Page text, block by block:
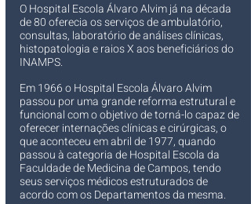
O Hospital Escola Álvaro Alvim já na década
de 80 oferecia os serviços de ambulatório,
consultas, laboratório de análises clínicas,
histopatologia e raios X aos beneficiários do
INAMPS.
Em 1966 o Hospital Escola Álvaro Alvim
passou por uma grande reforma estrutural e
funcional com o objetivo de torná-lo capaz de
oferecer internações clínicas e cirúrgicas, o
que aconteceu em abril de 1977, quando
passou à categoria de Hospital Escola da
Faculdade de Medicina de Campos, tendo
seus serviços médicos estruturados de
acordo com os Departamentos da mesma.